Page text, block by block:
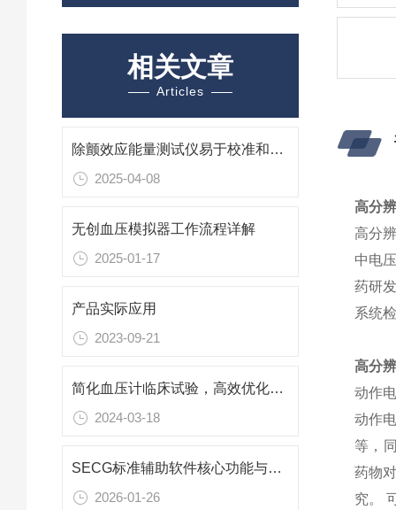
相关文章
Articles
除颤效应能量测试仪易于校准和维护
2025-04-08
无创血压模拟器工作流程详解
2025-01-17
产品实际应用
2023-09-21
简化血压计临床试验，高效优化算法
2024-03-18
SECG标准辅助软件核心功能与效率提升
2026-01-26
高分
高分
中电
药研
系统
高分
动作
动作
等，
药物
究。